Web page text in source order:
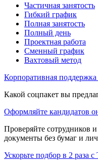
Частичная занятость
Гибкий график
Полная занятость
Полный день
Проектная работа
Сменный график
Вахтовый метод
Корпоративная поддержка
Какой соцпакет вы
Оформляйте кандидатов
Проверяйте сотрудников
документы без бумаг и
Ускорьте подбор в 2 раза с